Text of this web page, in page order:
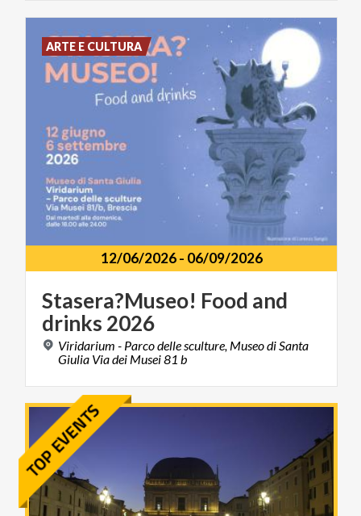
12/06/2026- 06/09/2026
Stasera?Museo! Food and
drinks 2026
Viridarium - Parco delle sculture, Museo di Santa
Giulia Via dei Musei 81 b
ARTE E CULTURA